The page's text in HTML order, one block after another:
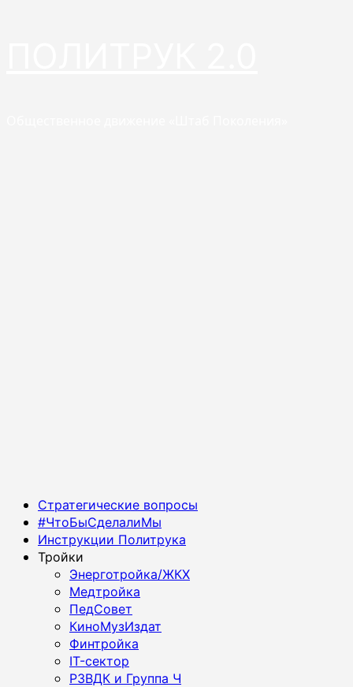
Основное
меню
Стратегические вопросы
#ЧтоБыСделалиМы
Инструкции Политрука
Тройки
Энерготройка/ЖКХ
Медтройка
ПедСовет
КиноМузИздат
Финтройка
IT-сектор
РЗВДК и Группа Ч